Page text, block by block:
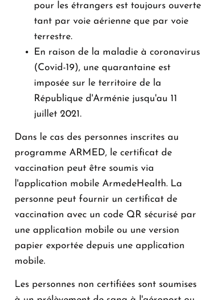
pour les étrangers est toujours ouverte
tant par voie aérienne que par voie
terrestre.
En raison de la maladie à coronavirus
(Covid-19), une quarantaine est
imposée sur le territoire de la
République d'Arménie jusqu'au 11
juillet 2021.
Dans le cas des personnes inscrites au
programme ARMED, le certificat de
vaccination peut être soumis via
l'application mobile ArmedeHealth. La
personne peut fournir un certificat de
vaccination avec un code QR sécurisé par
une application mobile ou une version
papier exportée depuis une application
mobile.
Les personnes non certifiées sont soumises